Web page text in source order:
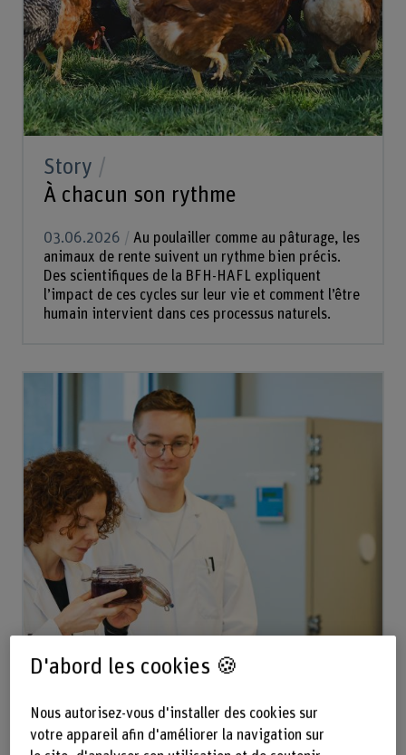
Story
À chacun son rythme
03.06.2026
Au poulailler comme au pâturage, les
animaux de rente suivent un rythme bien précis.
Des scientifiques de la BFH-HAFL expliquent
l’impact de ces cycles sur leur vie et comment l’être
humain intervient dans ces processus naturels.
D'abord les cookies 🍪
Nous autorisez-vous d'installer des cookies sur
votre appareil afin d'améliorer la navigation sur